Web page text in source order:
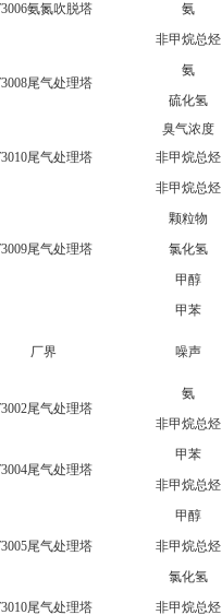
氨氮吹脱塔 氨
尾气处理塔
非甲烷总烃
氨
硫化氢
臭气浓度
尾气处理塔 非甲烷总烃
尾气处理塔
非甲烷总烃
颗粒物
氯化氢
甲醇
甲苯
厂界 噪声
尾气处理塔
氨
非甲烷总烃
尾气处理塔
甲苯
非甲烷总烃
尾气处理塔
甲醇
非甲烷总烃
氯化氢
尾气处理塔 非甲烷总烃